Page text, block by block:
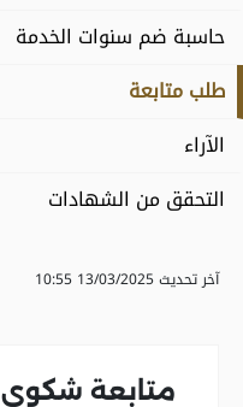
حاسبة ضم سنوات الخدمة
طلب متابعة
الآراء
التحقق من الشهادات
آخر تحديث 13/03/2025 10:55
متابعة شكوى